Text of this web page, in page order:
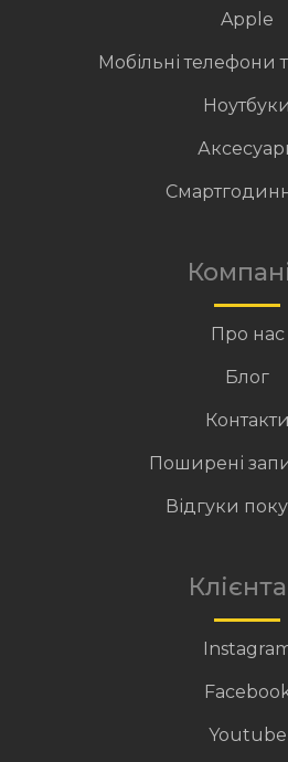
Apple
Мобільні телефони
Ноутбуки
Про нас
Блог
Контакти
Поширені
Відгуки
Youtube